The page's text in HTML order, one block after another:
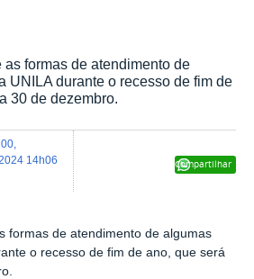
formas de atendimento de
UNILA durante o recesso de fim de
30 de dezembro.
Compartilhar
14h06
formas de atendimento de algumas
o recesso de fim de ano, que será